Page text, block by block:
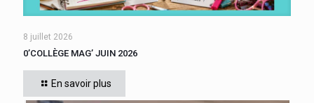
8 juillet 2026
0’COLLÈGE MAG’ JUIN 2026
En savoir plus